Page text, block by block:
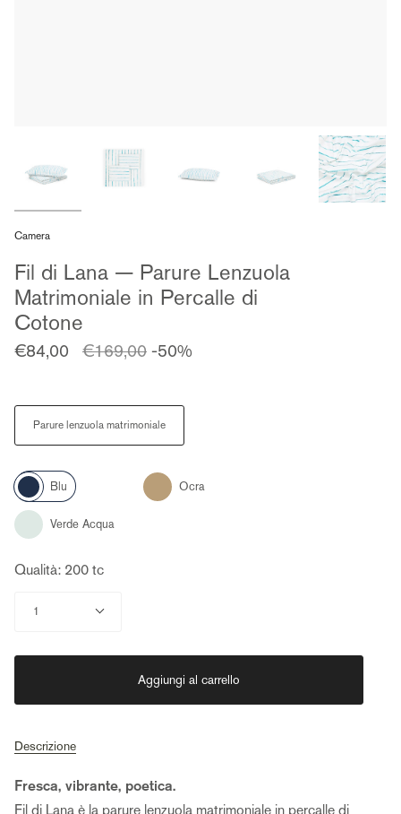
Camera
Fil di Lana — Parure Lenzuola
Matrimoniale in Percalle di
Cotone
€84,00
Prezzo
€169,00 -50%
Size
Parure lenzuola matrimoniale
Color
Blu
Ocra
Verde
Acqua
Qualità: 200 tc
1
Aggiungi al carrello
Descrizione
Fresca, vibrante, poetica.
Fil di Lana è la parure lenzuola matrimoniale in percalle di